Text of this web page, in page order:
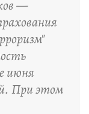
—
июня
При этом